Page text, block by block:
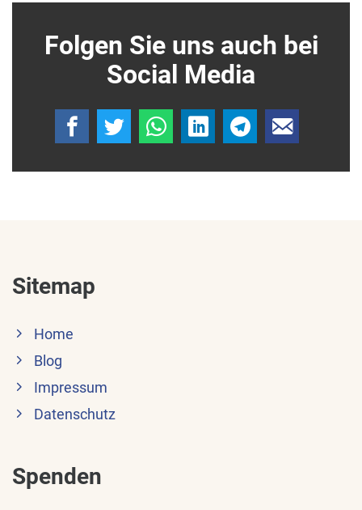
Folgen Sie uns auch bei
Social Media
Sitemap
Home
Blog
Impressum
Datenschutz
Spenden